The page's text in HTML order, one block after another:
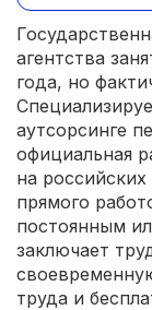
агентства
года, но
аутсорсинге
официальная
на
прямого
постоянным
заключает
труда и